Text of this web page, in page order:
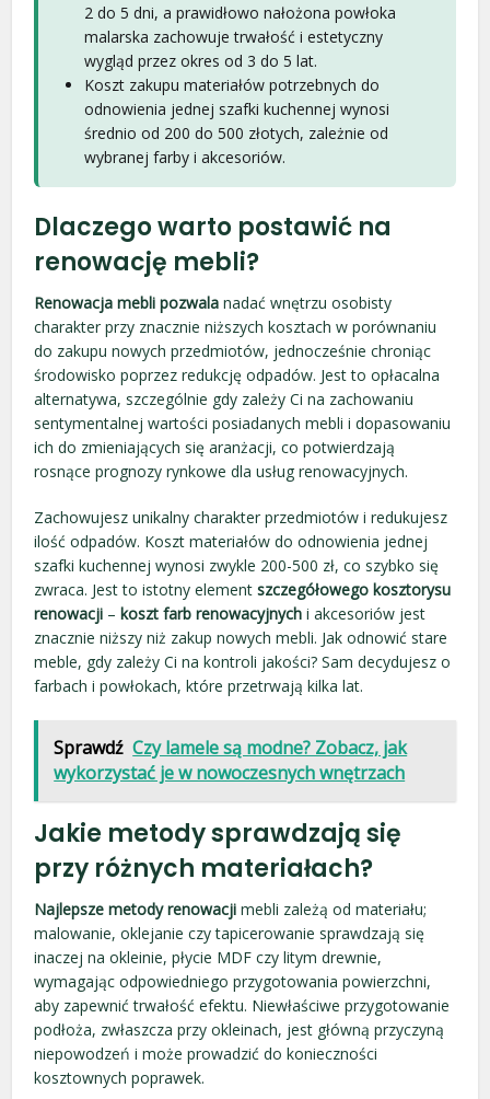
2 do 5 dni, a prawidłowo nałożona powłoka
malarska zachowuje trwałość i estetyczny
wygląd przez okres od 3 do 5 lat.
Koszt zakupu materiałów potrzebnych do
odnowienia jednej szafki kuchennej wynosi
średnio od 200 do 500 złotych, zależnie od
wybranej farby i akcesoriów.
Dlaczego warto postawić na
renowację mebli?
Renowacja mebli pozwala nadać wnętrzu osobisty
charakter przy znacznie niższych kosztach w porównaniu
do zakupu nowych przedmiotów, jednocześnie chroniąc
środowisko poprzez redukcję odpadów. Jest to opłacalna
alternatywa, szczególnie gdy zależy Ci na zachowaniu
sentymentalnej wartości posiadanych mebli i dopasowaniu
ich do zmieniających się aranżacji, co potwierdzają
rosnące prognozy rynkowe dla usług renowacyjnych.
Zachowujesz unikalny charakter przedmiotów i redukujesz
ilość odpadów. Koszt materiałów do odnowienia jednej
szafki kuchennej wynosi zwykle 200-500 zł, co szybko się
zwraca. Jest to istotny elementszczegółowego kosztorysu
renowacji –koszt farb renowacyjnych i akcesoriów jest
znacznie niższy niż zakup nowych mebli. Jak odnowić stare
meble, gdy zależy Ci na kontroli jakości? Sam decydujesz o
farbach i powłokach, które przetrwają kilka lat.
Sprawdź Czy lamele są modne? Zobacz, jak
wykorzystać je w nowoczesnych wnętrzach
Jakie metody sprawdzają się
przy różnych materiałach?
Najlepsze metody renowacji mebli zależą od materiału;
malowanie, oklejanie czy tapicerowanie sprawdzają się
inaczej na okleinie, płycie MDF czy litym drewnie,
wymagając odpowiedniego przygotowania powierzchni,
aby zapewnić trwałość efektu. Niewłaściwe przygotowanie
podłoża, zwłaszcza przy okleinach, jest główną przyczyną
niepowodzeń i może prowadzić do konieczności
kosztownych poprawek.